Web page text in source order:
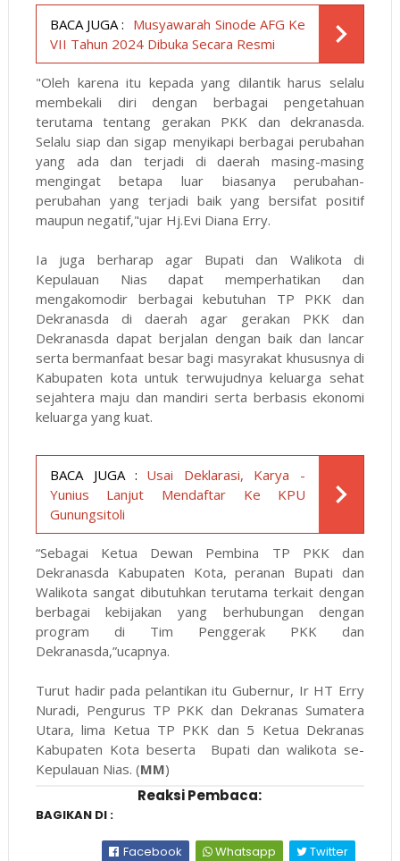
BACA JUGA : Musyawarah Sinode AFG Ke
VII Tahun 2024 Dibuka Secara Resmi
"Oleh karena itu kepada yang dilantik harus selalu
membekali diri dengan berbagai pengetahuan
terutama tentang gerakan PKK dan dekranasda.
Selalu siap dan sigap menyikapi berbagai perubahan
yang ada dan terjadi di daerah masing-masing
mengingat betapa luar biasanya perubahan-
perubahan yang terjadi baik yang bersifat positif
maupun negatif,"ujar Hj.Evi Diana Erry.
Ia juga berharap agar Bupati dan Walikota di
Kepulauan Nias dapat memperhatikan dan
mengakomodir berbagai kebutuhan TP PKK dan
Dekranasda di daerah agar gerakan PKK dan
Dekranasda dapat berjalan dengan baik dan lancar
serta bermanfaat besar bagi masyrakat khususnya di
Kabupaten kota untuk terwujudnya keluarga sehat
sejahtera maju dan mandiri serta berbasis ekonomi
keluarga yang kuat.
BACA JUGA : Usai Deklarasi, Karya -
Yunius Lanjut Mendaftar Ke KPU
Gunungsitoli
“Sebagai Ketua Dewan Pembina TP PKK dan
Dekranasda Kabupaten Kota, peranan Bupati dan
Walikota sangat dibutuhkan terutama terkait dengan
berbagai kebijakan yang berhubungan dengan
program di Tim Penggerak PKK dan
Dekranasda,”ucapnya.
Turut hadir pada pelantikan itu Gubernur, Ir HT Erry
Nuradi, Pengurus TP PKK dan Dekranas Sumatera
Utara, lima Ketua TP PKK dan 5 Ketua Dekranas
Kabupaten Kota beserta Bupati dan walikota se-
Kepulauan Nias. (MM)
Reaksi Pembaca:
BAGIKAN DI :
Facebook Whatsapp
Twitter